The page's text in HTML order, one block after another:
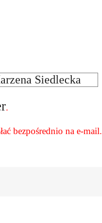
Siedlecka
.
bezpośrednio na e-mail.